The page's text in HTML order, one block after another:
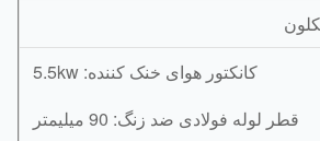
کانکتور هوای خنک کننده: 5.5kw
لوله فولادی ضد زنگ: 90 میلیمتر